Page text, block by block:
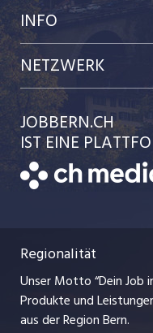
Jobs in der Stadt Bern
Jobs in der Stadt Biel
Festanstellungen
Temporäre Jobs
Freelance Jobs
Ferienjobs
Management / Kader-
Preise & Leistungen
Kundenlogin
Einzelinserat disponieren
Schnittstelle
Bewerber-Cockpit
INFO
Team
Ratgeber
AGB
Datenschutzerklärung
Impressum
Stellenmeldepflicht
NETZWERK
jobbasel.ch
jobmittelland.ch
zentraljob.ch
myjob.ch
jobzüri.ch
JOBBERN.CH
IST EINE
Regionalität
Unser Motto “Dein Job
Produkte und
aus der Region Bern.